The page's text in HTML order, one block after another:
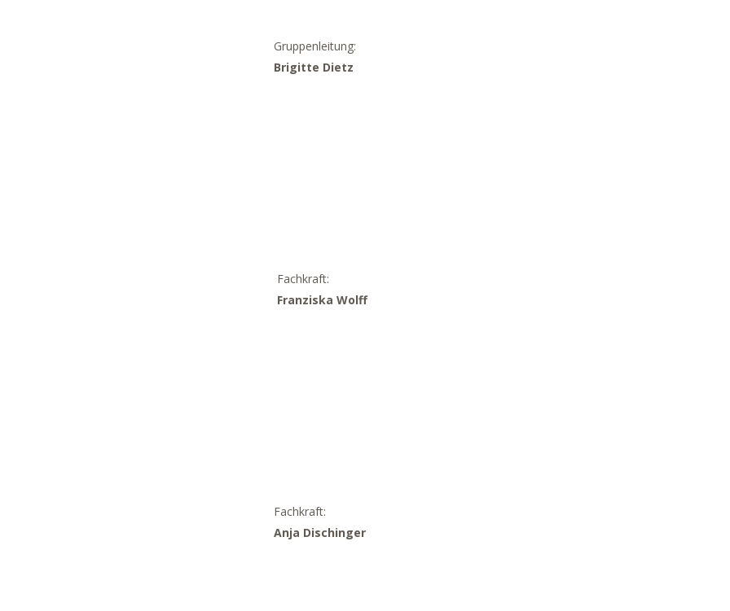
Gruppenleitung:
Brigitte Dietz
Fachkraft:
Franziska Wolff
Fachkraft:
Anja Dischinger